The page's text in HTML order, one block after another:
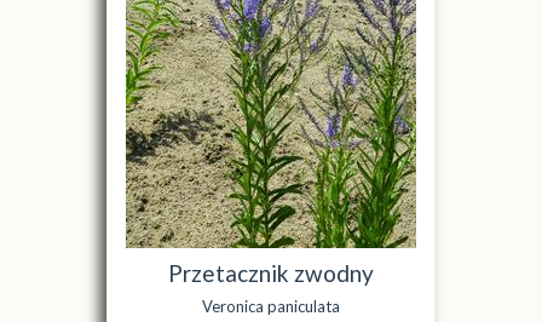
Przetacznik zwodny
Veronica paniculata